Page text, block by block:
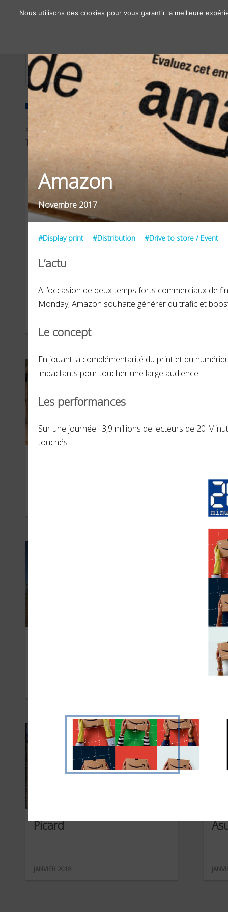
À propos Nos solutions
FILTRER PAR
TYPE D'OPÉRATIONS
SECTEUR
DISTRIBUTION
Picard
JANVIER 2018
Amazon
Novembre 2017
#Display print #Distribution #Drive to store / Event
L’actu
A l’occasion de deux temps forts commerciaux de
Monday, Amazon souhaite générer du trafic et
Le concept
En jouant la complémentarité du print et du
impactants pour toucher une large audience.
Les performances
Sur une journée : 3,9 millions de lecteurs de 20
touchés
Nous utilisons des cookies pour vous garantir la meilleure